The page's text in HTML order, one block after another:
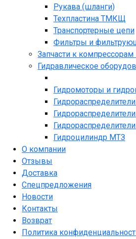
Рукава (шланги)
Техпластина ТМКЩ
Транспортерные цепи
Фильтры и
Запчасти к
Гидравлическое
Гидромоторы и
Гидроцилиндр МТЗ
О компании
Отзывы
Доставка
Спецпредложения
Новости
Контакты
Возврат
Политика